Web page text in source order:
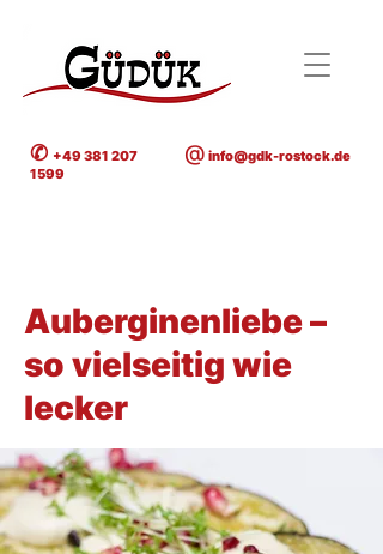
✆ +49 381 207
1599
@ info@gdk-rostock.de
Auberginenliebe –
so vielseitig wie
lecker